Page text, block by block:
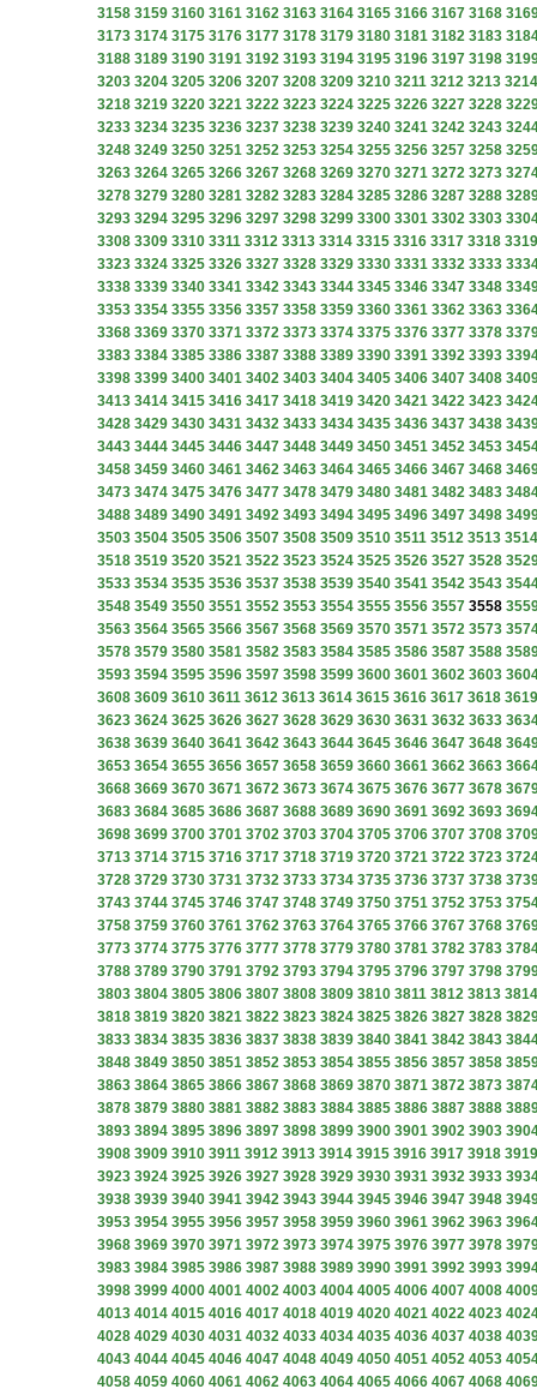
3158 3159 3160 3161 3162 3163 3164 3165 3166 3167 3168
3173 3174 3175 3176 3177 3178 3179 3180 3181 3182 3183
3188 3189 3190 3191 3192 3193 3194 3195 3196 3197 3198
3203 3204 3205 3206 3207 3208 3209 3210 3211 3212 3213 3214
3218 3219 3220 3221 3222 3223 3224 3225 3226 3227 3228
3233 3234 3235 3236 3237 3238 3239 3240 3241 3242 3243
3248 3249 3250 3251 3252 3253 3254 3255 3256 3257 3258
3263 3264 3265 3266 3267 3268 3269 3270 3271 3272 3273
3278 3279 3280 3281 3282 3283 3284 3285 3286 3287 3288
3293 3294 3295 3296 3297 3298 3299 3300 3301 3302 3303
3308 3309 3310 3311 3312 3313 3314 3315 3316 3317 3318 3319
3323 3324 3325 3326 3327 3328 3329 3330 3331 3332 3333
3338 3339 3340 3341 3342 3343 3344 3345 3346 3347 3348
3353 3354 3355 3356 3357 3358 3359 3360 3361 3362 3363
3368 3369 3370 3371 3372 3373 3374 3375 3376 3377 3378
3383 3384 3385 3386 3387 3388 3389 3390 3391 3392 3393
3398 3399 3400 3401 3402 3403 3404 3405 3406 3407 3408
3413 3414 3415 3416 3417 3418 3419 3420 3421 3422 3423
3428 3429 3430 3431 3432 3433 3434 3435 3436 3437 3438
3443 3444 3445 3446 3447 3448 3449 3450 3451 3452 3453
3458 3459 3460 3461 3462 3463 3464 3465 3466 3467 3468
3473 3474 3475 3476 3477 3478 3479 3480 3481 3482 3483
3488 3489 3490 3491 3492 3493 3494 3495 3496 3497 3498
3503 3504 3505 3506 3507 3508 3509 3510 3511 3512 3513 3514
3518 3519 3520 3521 3522 3523 3524 3525 3526 3527 3528
3533 3534 3535 3536 3537 3538 3539 3540 3541 3542 3543
3548 3549 3550 3551 3552 3553 3554 3555 3556 3557 3558
3563 3564 3565 3566 3567 3568 3569 3570 3571 3572 3573
3578 3579 3580 3581 3582 3583 3584 3585 3586 3587 3588
3593 3594 3595 3596 3597 3598 3599 3600 3601 3602 3603
3608 3609 3610 3611 3612 3613 3614 3615 3616 3617 3618 3619
3623 3624 3625 3626 3627 3628 3629 3630 3631 3632 3633
3638 3639 3640 3641 3642 3643 3644 3645 3646 3647 3648
3653 3654 3655 3656 3657 3658 3659 3660 3661 3662 3663
3668 3669 3670 3671 3672 3673 3674 3675 3676 3677 3678
3683 3684 3685 3686 3687 3688 3689 3690 3691 3692 3693
3698 3699 3700 3701 3702 3703 3704 3705 3706 3707 3708
3713 3714 3715 3716 3717 3718 3719 3720 3721 3722 3723
3728 3729 3730 3731 3732 3733 3734 3735 3736 3737 3738
3743 3744 3745 3746 3747 3748 3749 3750 3751 3752 3753
3758 3759 3760 3761 3762 3763 3764 3765 3766 3767 3768
3773 3774 3775 3776 3777 3778 3779 3780 3781 3782 3783
3788 3789 3790 3791 3792 3793 3794 3795 3796 3797 3798
3803 3804 3805 3806 3807 3808 3809 3810 3811 3812 3813 3814
3818 3819 3820 3821 3822 3823 3824 3825 3826 3827 3828
3833 3834 3835 3836 3837 3838 3839 3840 3841 3842 3843
3848 3849 3850 3851 3852 3853 3854 3855 3856 3857 3858
3863 3864 3865 3866 3867 3868 3869 3870 3871 3872 3873
3878 3879 3880 3881 3882 3883 3884 3885 3886 3887 3888
3893 3894 3895 3896 3897 3898 3899 3900 3901 3902 3903
3908 3909 3910 3911 3912 3913 3914 3915 3916 3917 3918 3919
3923 3924 3925 3926 3927 3928 3929 3930 3931 3932 3933
3938 3939 3940 3941 3942 3943 3944 3945 3946 3947 3948
3953 3954 3955 3956 3957 3958 3959 3960 3961 3962 3963
3968 3969 3970 3971 3972 3973 3974 3975 3976 3977 3978
3983 3984 3985 3986 3987 3988 3989 3990 3991 3992 3993
3998 3999 4000 4001 4002 4003 4004 4005 4006 4007 4008
4013 4014 4015 4016 4017 4018 4019 4020 4021 4022 4023
4028 4029 4030 4031 4032 4033 4034 4035 4036 4037 4038
4043 4044 4045 4046 4047 4048 4049 4050 4051 4052 4053
4058 4059 4060 4061 4062 4063 4064 4065 4066 4067 4068